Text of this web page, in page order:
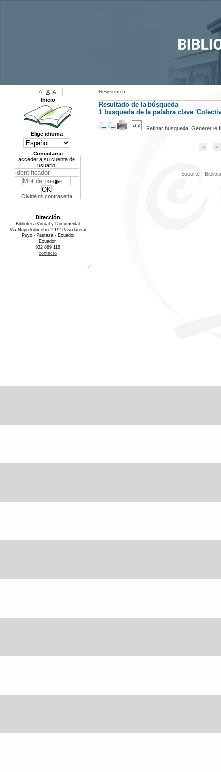
New search
Resultado de la búsqueda
1 búsqueda de la palabra clave
Refinar búsqueda Générer le
Soporte -
A- A A+
Inicio
Elige idioma
Conectarse
acceder a su cuenta de
usuario
Olvidé mi contraseña
Dirección
Biblioteca Virtual y Documental
Via Napo kilometro 2 1/2 Paso lateral
Puyo - Pastaza - Ecuador
Ecuador
032 889 118
contacto